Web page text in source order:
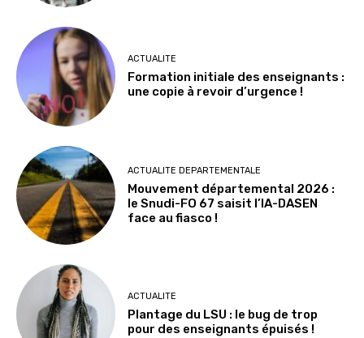
ACTUALITE
Formation initiale des enseignants :
une copie à revoir d’urgence !
ACTUALITE DEPARTEMENTALE
Mouvement départemental 2026 :
le Snudi-FO 67 saisit l’IA-DASEN
face au fiasco !
ACTUALITE
Plantage du LSU : le bug de trop
pour des enseignants épuisés !